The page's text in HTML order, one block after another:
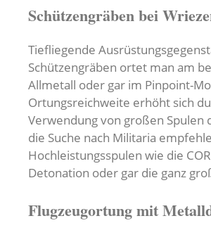
Schützengräben bei
Tiefliegende
Schützengräben ortet man am
Allmetall oder gar im Pinpoint-
Ortungsreichweite erhöht sich
Verwendung von großen Spulen
die Suche nach Militaria
Hochleistungsspulen wie die
Detonation oder gar die ganz
Flugzeugortung mit